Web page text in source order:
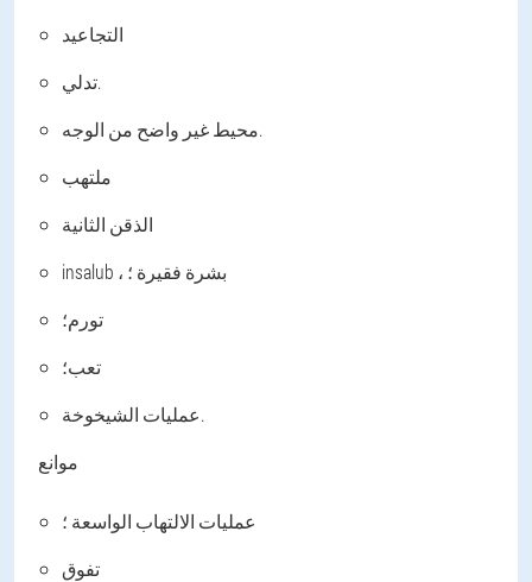
التجاعيد
تدلي.
محيط غير واضح من الوجه.
ملتهب
الذقن الثانية
insalub ، بشرة فقيرة ؛
تورم؛
تعب؛
عمليات الشيخوخة.
موانع
عمليات الالتهاب الواسعة ؛
تفوق